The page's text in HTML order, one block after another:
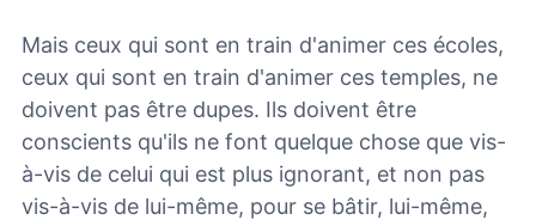
Mais ceux qui sont en train d'animer ces écoles,
ceux qui sont en train d'animer ces temples, ne
doivent pas être dupes. Ils doivent être
conscients qu'ils ne font quelque chose que vis-
à-vis de celui qui est plus ignorant, et non pas
vis-à-vis de lui-même, pour se bâtir, lui-même,